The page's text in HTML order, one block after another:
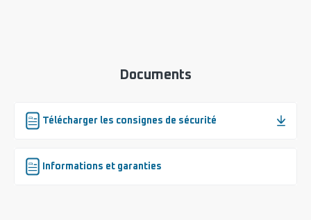
Documents
Télécharger les consignes de sécurité
Informations et garanties